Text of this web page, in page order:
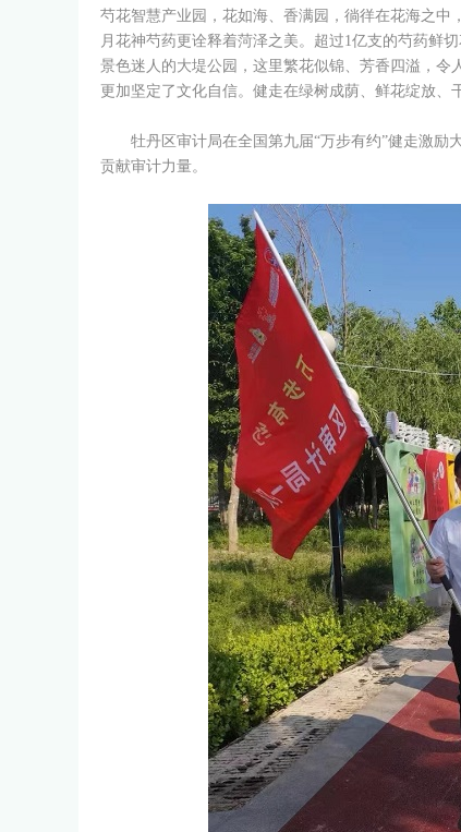
芍花智慧产业园，花如海、香满园，徜徉在花海之
月花神芍药更诠释着菏泽之美。超过1亿支的芍药鲜
景色迷人的大堤公园，这里繁花似锦、芳香四溢，
更加坚定了文化自信。健走在绿树成荫、鲜花绽放、
牡丹区审计局在全国第九届“万步有约”健走激
贡献审计力量。